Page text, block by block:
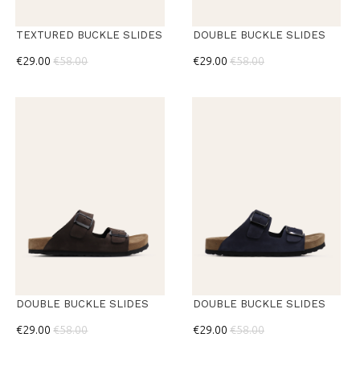
TEXTURED BUCKLE SLIDES
€29.00 €58.00
DOUBLE BUCKLE SLIDES
€29.00 €58.00
DOUBLE BUCKLE SLIDES
€29.00 €58.00
DOUBLE BUCKLE SLIDES
€29.00 €58.00